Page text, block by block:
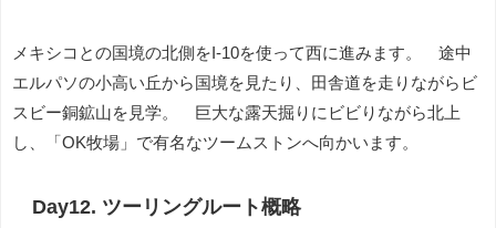
メキシコとの国境の北側をI-10を使って西に進みます。 途中
エルパソの小高い丘から国境を見たり、田舎道を走りながらビ
スビー銅鉱山を見学。 巨大な露天掘りにビビりながら北上
し、「OK牧場」で有名なツームストンへ向かいます。
Day12. ツーリングルート概略